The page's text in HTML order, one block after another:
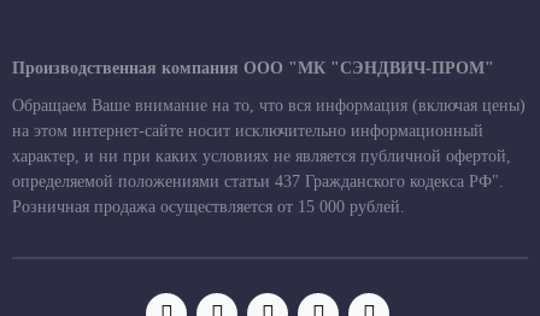
Производственная компания ООО "МК "СЭНДВИЧ-ПРОМ"
Обращаем Ваше внимание на то, что вся информация (включая цены)
на этом интернет-сайте носит исключительно информационный
характер, и ни при каких условиях не является публичной офертой,
определяемой положениями статьи 437 Гражданского кодекса РФ".
Розничная продажа осуществляется от 15 000 рублей.